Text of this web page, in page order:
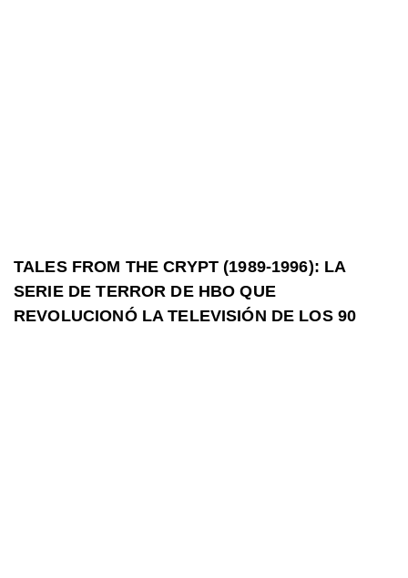
TALES FROM THE CRYPT (1989-1996): LA
SERIE DE TERROR DE HBO QUE
REVOLUCIONÓ LA TELEVISIÓN DE LOS 90